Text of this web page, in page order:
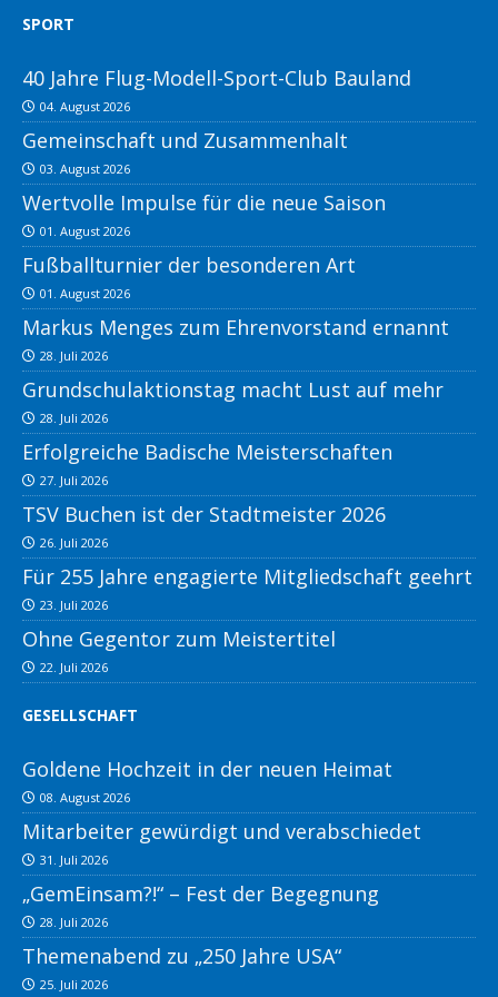
SPORT
40 Jahre Flug-Modell-Sport-Club Bauland
04. August 2026
Gemeinschaft und Zusammenhalt
03. August 2026
Wertvolle Impulse für die neue Saison
01. August 2026
Fußballturnier der besonderen Art
01. August 2026
Markus Menges zum Ehrenvorstand ernannt
28. Juli 2026
Grundschulaktionstag macht Lust auf mehr
28. Juli 2026
Erfolgreiche Badische Meisterschaften
27. Juli 2026
TSV Buchen ist der Stadtmeister 2026
26. Juli 2026
Für 255 Jahre engagierte Mitgliedschaft geehrt
23. Juli 2026
Ohne Gegentor zum Meistertitel
22. Juli 2026
GESELLSCHAFT
Goldene Hochzeit in der neuen Heimat
08. August 2026
Mitarbeiter gewürdigt und verabschiedet
31. Juli 2026
„GemEinsam?!“ – Fest der Begegnung
28. Juli 2026
Themenabend zu „250 Jahre USA“
25. Juli 2026